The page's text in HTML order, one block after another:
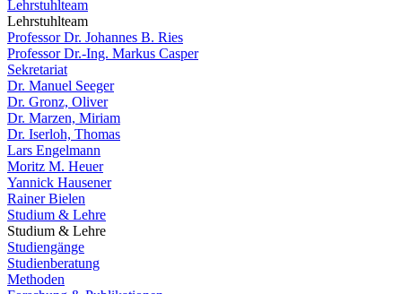
Lehrstuhlteam
Lehrstuhlteam
Professor Dr. Johannes B. Ries
Professor Dr.-Ing. Markus Casper
Sekretariat
Dr. Manuel Seeger
Dr. Gronz, Oliver
Dr. Marzen, Miriam
Dr. Iserloh, Thomas
Lars Engelmann
Moritz M. Heuer
Yannick Hausener
Rainer Bielen
Studium & Lehre
Studium & Lehre
Studiengänge
Studienberatung
Methoden